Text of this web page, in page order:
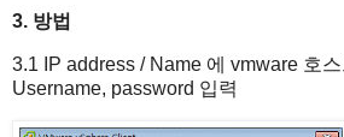
3. 방법
3.1 IP address / Name 에 vmware 호
Username, password 입력